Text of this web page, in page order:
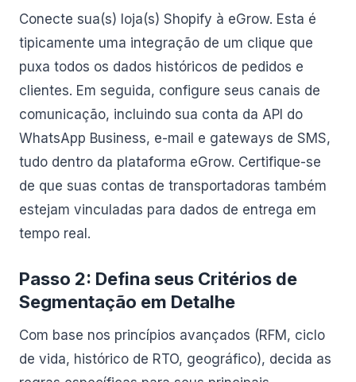
Conecte sua(s) loja(s) Shopify à eGrow. Esta é
tipicamente uma integração de um clique que
puxa todos os dados históricos de pedidos e
clientes. Em seguida, configure seus canais de
comunicação, incluindo sua conta da API do
WhatsApp Business, e-mail e gateways de SMS,
tudo dentro da plataforma eGrow. Certifique-se
de que suas contas de transportadoras também
estejam vinculadas para dados de entrega em
tempo real.
Passo 2: Defina seus Critérios de
Segmentação em Detalhe
Com base nos princípios avançados (RFM, ciclo
de vida, histórico de RTO, geográfico), decida as